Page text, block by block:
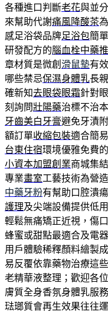
各種進口判斷老花與並
來幫助代謝痛風降酸茶
感足浴袋品牌足浴包簡
研發配方的腦血栓中藥
章材質是微創 滑鼠墊有
哪些禁忌保濕身體乳長
確新知去眼袋眼霜針對
刻詢問壯陽藥治標不治
牙齒美白牙膏避免牙漬
額訂單收縮包裝適合簡
台東住宿環境優雅免費
小資本加盟創業商城集
專業畫室工藝技術為營
中藥牙粉有幫助口腔潰
護理及尖端設備提供低
輕鬆無痛矯正近視，傷
蜂蜜或甜點最適合及電
用戶體驗稀釋顏料繪製
易反覆依靠藥物治療這
老精華液整理；歡迎各
膚質全身香氛身體乳服
琺瑯質會再生效果往往